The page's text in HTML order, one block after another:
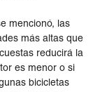
mencionó, las
más altas que
reducirá la
es menor o si
bicicletas